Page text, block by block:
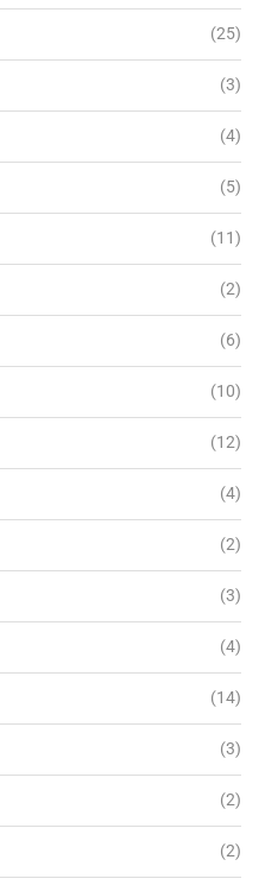
(25)
(3)
(4)
(5)
(11)
(2)
(6)
(10)
(12)
(4)
(2)
(3)
(4)
(14)
(3)
(2)
(2)